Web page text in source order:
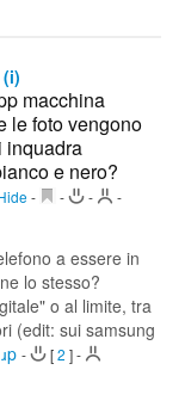
macchina
le foto vengono
inquadra
e nero?
- - -
-
a essere in
lo stesso?
o al limite, tra
(edit: sui samsung
- [2 ]-